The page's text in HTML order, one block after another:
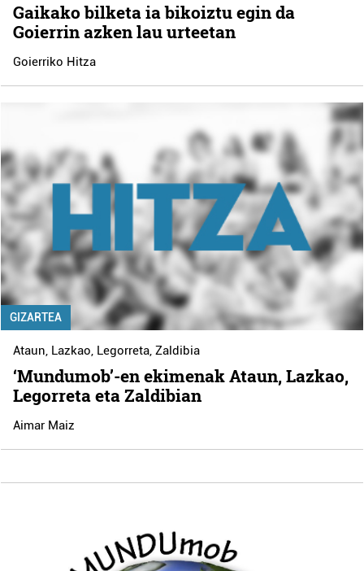
Gaikako bilketa ia bikoiztu egin da
Goierrin azken lau urteetan
Goierriko Hitza
GIZARTEA
Ataun, Lazkao, Legorreta,Zaldibia
‘Mundumob’-en ekimenak Ataun, Lazkao,
Legorreta eta Zaldibian
Aimar Maiz